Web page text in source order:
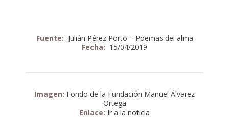
Fuente: Julián Pérez Porto – Poemas del alma
Fecha: 15/04/2019
Imagen: Fondo de la Fundación Manuel Álvarez
Ortega
Enlace: Ir a la noticia